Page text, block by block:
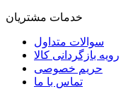
خدمات مشتریان
سوالات متداول
رویه بازگردانی کالا
حریم خصوصی
تماس با ما